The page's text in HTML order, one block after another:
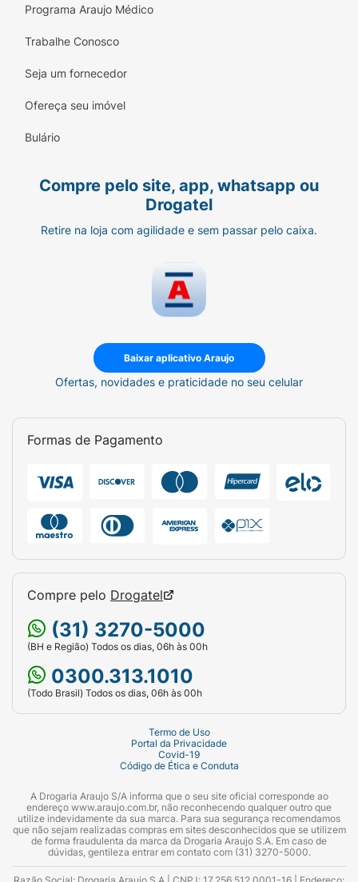
Programa Araujo Médico
Trabalhe Conosco
Seja um fornecedor
Ofereça seu imóvel
Bulário
Compre pelo site, app, whatsapp ou
Drogatel
Retire na loja com agilidade e sem passar pelo caixa.
Baixar aplicativo Araujo
Ofertas, novidades e praticidade no seu celular
Formas de Pagamento
Compre pelo Drogatel
(31) 3270-5000
(BH e Região) Todos os dias, 06h às 00h
0300.313.1010
(Todo Brasil) Todos os dias, 06h às 00h
Termo de Uso
Portal da Privacidade
Covid-19
Código de Ética e Conduta
A Drogaria Araujo S/A informa que o seu site oficial corresponde ao
endereço www.araujo.com.br, não reconhecendo qualquer outro que
utilize indevidamente da sua marca. Para sua segurança recomendamos
que não sejam realizadas compras em sites desconhecidos que se utilizem
de forma fraudulenta da marca da Drogaria Araujo S.A. Em caso de
dúvidas, gentileza entrar em contato com (31) 3270-5000.